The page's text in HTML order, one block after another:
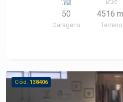
infraestrutura funcional e
o imóvel oferece
operacional para
de alta resistência - Área
escritórios e diversas
50
Garagens
4516
Terreno
Cód. 138406